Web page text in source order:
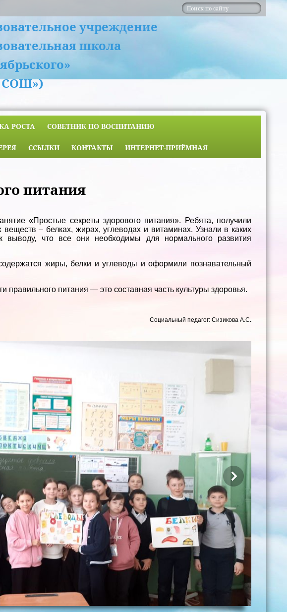
учреждение
школа
СОШ»)
РОСТА СОВЕТНИК ПО ВОСПИТАНИЮ
ССЫЛКИ КОНТАКТЫ ИНТЕРНЕТ-ПРИЁМНАЯ
питания
«Простые секреты здорового питания». Ребята, получили
– белках, жирах, углеводах и витаминах. Узнали в каких
выводу, что все они необходимы для нормального развития
жиры, белки и углеводы и оформили познавательный
правильного питания — это составная часть культуры здоровья.
Социальный педагог: Сизикова А.С.